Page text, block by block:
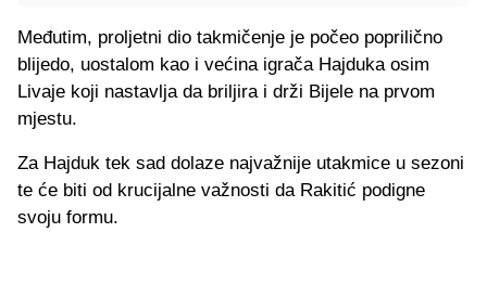
Međutim, proljetni dio takmičenje je počeo poprilično
blijedo, uostalom kao i većina igrača Hajduka osim
Livaje koji nastavlja da briljira i drži Bijele na prvom
mjestu.
Za Hajduk tek sad dolaze najvažnije utakmice u sezoni
te će biti od krucijalne važnosti da Rakitić podigne
svoju formu.